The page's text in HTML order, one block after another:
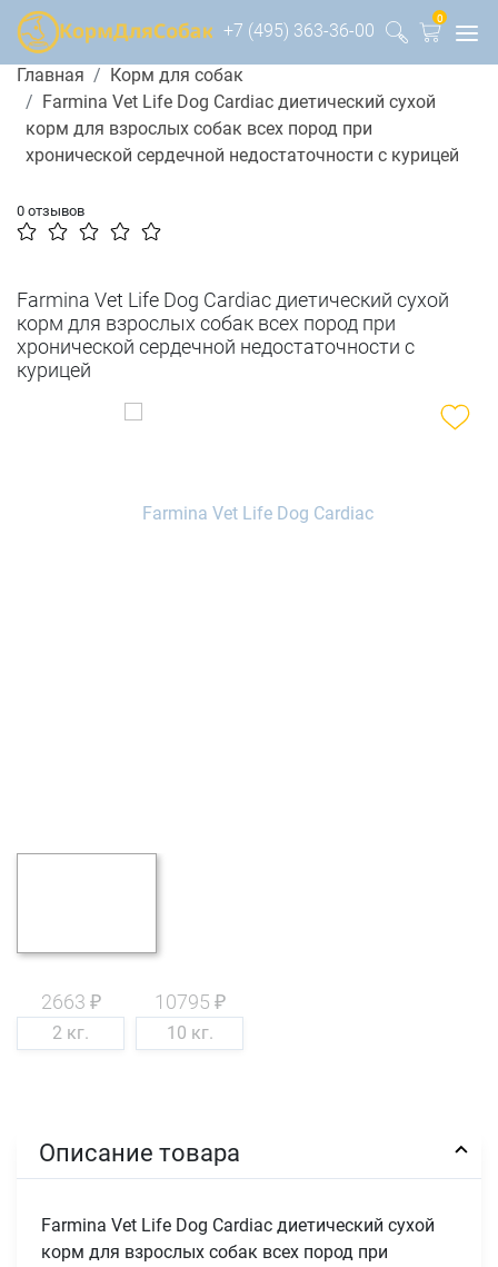
+7 (495) 363-36-00
0
Главная
Корм для собак
Farmina Vet Life Dog Cardiac диетический сухой
корм для взрослых собак всех пород при
хронической сердечной недостаточности с курицей
0 отзывов
Farmina Vet Life Dog Cardiac диетический сухой
корм для взрослых собак всех пород при
хронической сердечной недостаточности с
курицей
2663 ₽
2 кг.
10795 ₽
10 кг.
Описание товара
Farmina Vet Life Dog Cardiac диетический сухой
корм для взрослых собак всех пород при